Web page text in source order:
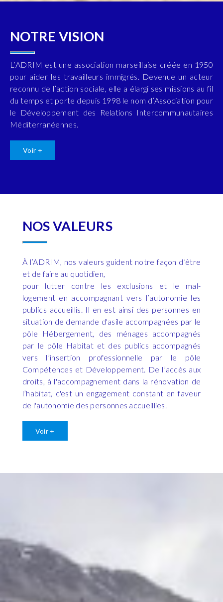
NOTRE VISION
L’ADRIM est une association marseillaise créée en 1950
pour aider les travailleurs immigrés. Devenue un acteur
reconnu de l’action sociale, elle a élargi ses missions au fil
du temps et porte depuis 1998 le nom d’Association pour
le Développement des Relations Intercommunautaires
Méditerranéennes.
Voir +
NOS VALEURS
À l’ADRIM, nos valeurs guident notre façon d’être
et de faire au quotidien,
pour lutter contre les exclusions et le mal-
logement en accompagnant vers l’autonomie les
publics accueillis. Il en est ainsi des personnes en
situation de demande d'asile accompagnées par le
pôle Hébergement, des ménages accompagnés
par le pôle Habitat et des publics accompagnés
vers l’insertion professionnelle par le pôle
Compétences et Développement. De l’accès aux
droits, à l'accompagnement dans la rénovation de
l’habitat, c'est un engagement constant en faveur
de l'autonomie des personnes accueillies.
Voir +